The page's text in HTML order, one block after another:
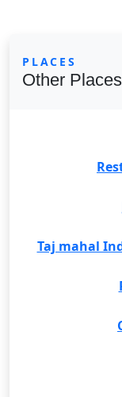
PLACES
Other Places
Taj mahal